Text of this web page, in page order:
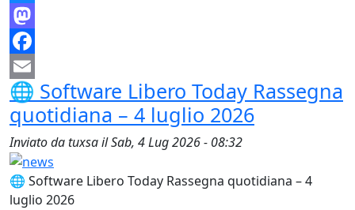
Bluesky
Mastodon
Facebook
Email
🌐 Software Libero Today Rassegna
quotidiana – 4 luglio 2026
Inviato datuxsailSab, 4 Lug 2026 - 08:32
🌐 Software Libero Today Rassegna quotidiana – 4
luglio 2026